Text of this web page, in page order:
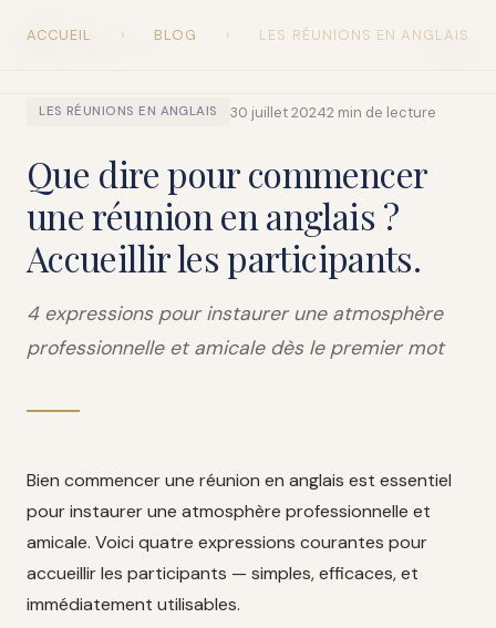
Snap English
ACCUEIL › BLOG › LES RÉUNIONS EN ANGLAIS
LES RÉUNIONS EN ANGLAIS 30 juillet 20242 min de lecture
Que dire pour commencer
une réunion en anglais ?
Accueillir les participants.
4 expressions pour instaurer une atmosphère
professionnelle et amicale dès le premier mot
Bien commencer une réunion en anglais est essentiel
pour instaurer une atmosphère professionnelle et
amicale. Voici quatre expressions courantes pour
accueillir les participants — simples, efficaces, et
immédiatement utilisables.